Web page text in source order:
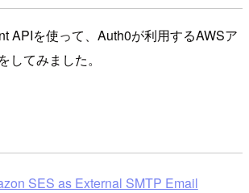
APIを使って、Auth0が利用するAWSア
してみました。
SES as External SMTP Email